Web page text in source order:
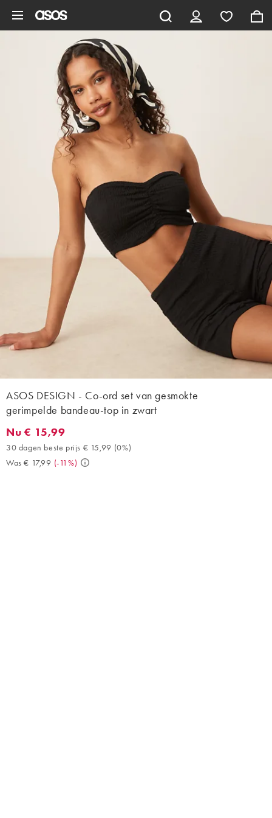
ASOS DESIGN - Co-ord set van gesmokte
gerimpelde bandeau-top in zwart
Nu € 15,99. 30 dagen beste prijs € 15,99 (0%). Was € 17,99. (-
Nu € 15,99
30 dagen beste prijs € 15,99 (0%)
Was € 17,99 (-11%)